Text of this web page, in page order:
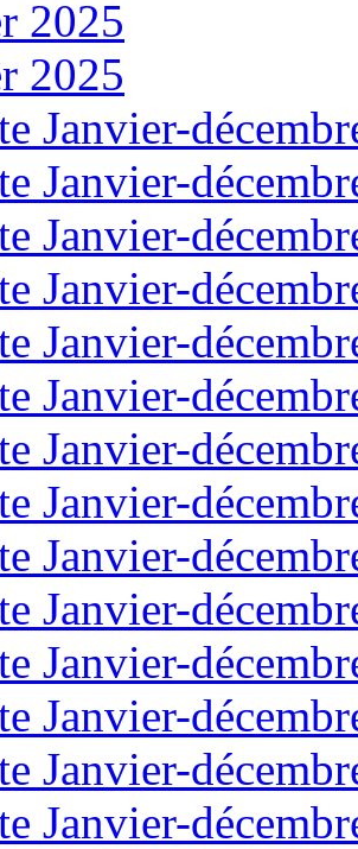
2025
2025
Janvier-
Janvier-
Janvier-
Janvier-
Janvier-
Janvier-
Janvier-
Janvier-
Janvier-
Janvier-
Janvier-
Janvier-
Janvier-
Janvier-